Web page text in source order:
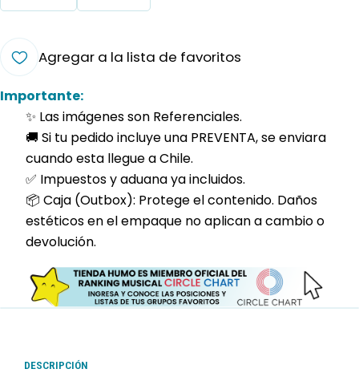
Agregar a la lista de favoritos
Importante:
✨ Las imágenes son Referenciales.
🚚 Si tu pedido incluye una PREVENTA, se enviara
cuando esta llegue a Chile.
✅ Impuestos y aduana ya incluidos.
📦 Caja (Outbox): Protege el contenido. Daños
estéticos en el empaque no aplican a cambio o
devolución.
DESCRIPCIÓN